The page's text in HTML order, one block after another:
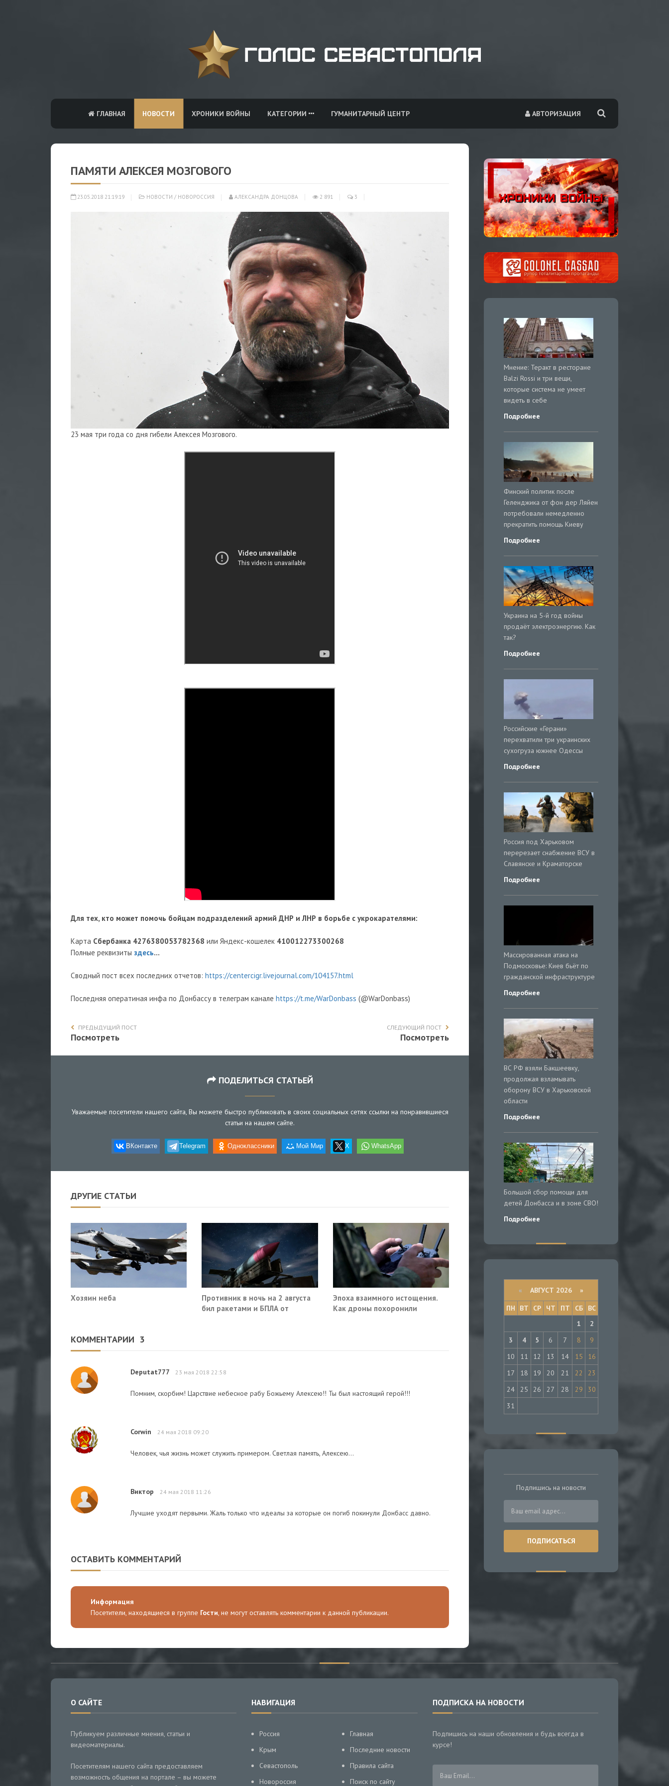
АВТОРИЗАЦИЯ
ГЛАВНАЯ НОВОСТИ ХРОНИКИ ВОЙНЫ КАТЕГОРИИ ГУМАНИТАРНЫЙ ЦЕНТР
ПАМЯТИ АЛЕКСЕЯ МОЗГОВОГО
23.05.2018 21:19:19 НОВОСТИ / НОВОРОССИЯ АЛЕКСАНДРА ДОНЦОВА 2 891 3
23 мая три года со дня гибели Алексея Мозгового.
Для тех, кто может помочь бойцам подразделений армий ДНР и ЛНР в борьбе с укрокарателями:
Карта Сбербанка 4276380053782368 или Яндекс-кошелек 410012273300268
Полные реквизиты здесь...
Сводный пост всех последних отчетов: https://centercigr.livejournal.com/104157.html
Последняя оператиная инфа по Донбассу в телеграм канале https://t.me/WarDonbass (@WarDonbass)
ПРЕДЫДУЩИЙ ПОСТ
Посмотреть
СЛЕДУЮЩИЙ ПОСТ
Посмотреть
ПОДЕЛИТЬСЯ СТАТЬЕЙ
Уважаемые посетители нашего сайта, Вы можете быстро публиковать в своих социальных сетях ссылки на понравившиеся
статьи на нашем сайте.
ВКонтакте Telegram Одноклассники Мой Мир X WhatsApp
ДРУГИЕ СТАТЬИ
Хозяин неба
Противник в ночь на 2 августа
бил ракетами и БПЛА от
Эпоха взаимного истощения.
Как дроны похоронили
КОММЕНТАРИИ 3
Deputat777 23 мая 2018 22:58
Помним, скорбим! Царствие небесное рабу Божьему Алексею!! Ты был настоящий герой!!!
Corwin 24 мая 2018 09:20
Человек, чья жизнь может служить примером. Светлая память, Алексею...
Виктор 24 мая 2018 11:26
Лучшие уходят первыми. Жаль только что идеалы за которые он погиб покинули Донбасс давно.
ОСТАВИТЬ КОММЕНТАРИЙ
Информация
Посетители, находящиеся в группе Гости, не могут оставлять комментарии к данной публикации.
Мнение: Теракт в ресторане
Balzi Rossi и три вещи,
которые система не умеет
видеть в себе
Подробнее
Финский политик после
Геленджика от фон дер Ляйен
потребовали немедленно
прекратить помощь Киеву
Подробнее
Украина на 5-й год войны
продаёт электроэнергию. Как
так?
Подробнее
Российские «Герани»
перехватили три украинских
сухогруза южнее Одессы
Подробнее
Россия под Харьковом
перерезает снабжение ВСУ в
Славянске и Краматорске
Подробнее
Массированная атака на
Подмосковье: Киев бьёт по
гражданской инфраструктуре
Подробнее
ВС РФ взяли Бакшеевку,
продолжая взламывать
оборону ВСУ в Харьковской
области
Подробнее
Большой сбор помощи для
детей Донбасса и в зоне СВО!
Подробнее
« АВГУСТ 2026 »
ПН
ВТ СР ЧТ ПТ СБ
ВС
1
2
3
4 5 6 7 8
9
10
11 12 13 14 15
16
17
18 19 20 21 22
23
24
25 26 27 28 29
30
31
Подпишись на новости
О САЙТЕ
Публикуем различные мнения, статьи и
видеоматериалы.
Посетителям нашего сайта предоставляем
возможность общения на портале – вы можете
НАВИГАЦИЯ
Россия
Крым
Севастополь
Новороссия
Главная
Последние новости
Правила сайта
Поиск по сайту
ПОДПИСКА НА НОВОСТИ
Подпишись на наши обновления и будь всегда в
курсе!